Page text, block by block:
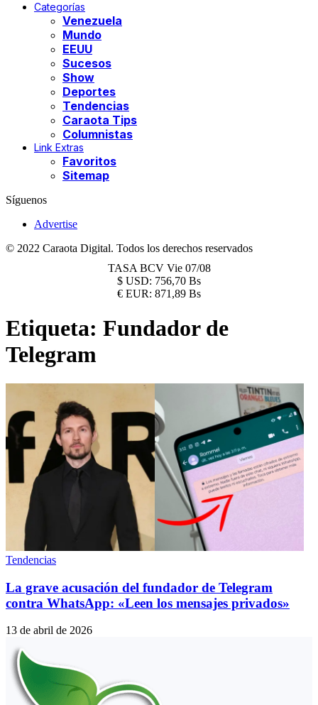
Categorías
Venezuela
Mundo
EEUU
Sucesos
Show
Deportes
Tendencias
Caraota Tips
Columnistas
Link Extras
Favoritos
Sitemap
Síguenos
Advertise
© 2022 Caraota Digital. Todos los derechos reservados
TASA BCV Vie 07/08
$ USD: 756,70 Bs
€ EUR: 871,89 Bs
Etiqueta: Fundador de
Telegram
Tendencias
La grave acusación del fundador de Telegram
contra WhatsApp: «Leen los mensajes privados»
13 de abril de 2026